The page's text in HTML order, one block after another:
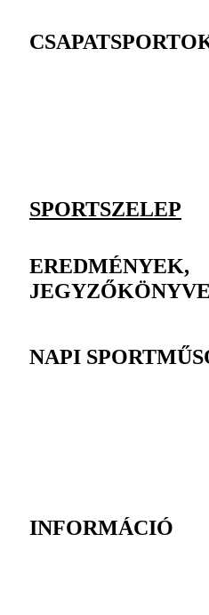
SPORTSZELEP
EREDMÉNYEK,
NAPI
INFORMÁCIÓ